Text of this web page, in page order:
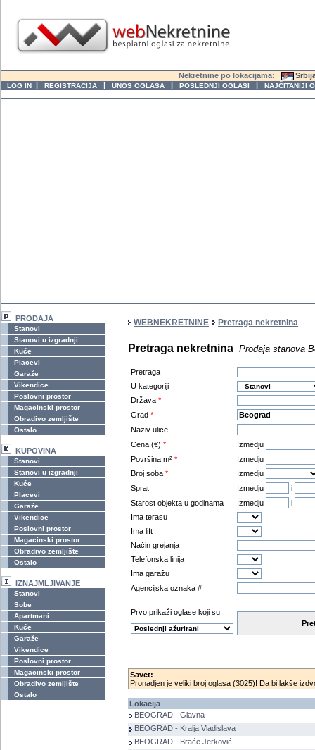
Nekretnine po lokacijama:
LOG IN | REGISTRACIJA | UNOS OGLASA | POSLEDNJI OGLASI | NAJČITANIJI
PRODAJA
Stanovi
Stanovi u izgradnji
Kuće
Placevi
Garaže
Vikendice
Poslovni prostor
Magacinski prostor
Obradivo zemljište
Ostalo
KUPOVINA
Stanovi
Stanovi u izgradnji
Kuće
Placevi
Garaže
Vikendice
Poslovni prostor
Magacinski prostor
Obradivo zemljište
Ostalo
IZNAJMLJIVANJE
Stanovi
Sobe
Apartmani
Kuće
Garaže
Vikendice
Poslovni prostor
Magacinski prostor
Obradivo zemljište
Ostalo
WEBNEKRETNINE Pretraga nekretnina
Pretraga nekretnina Prodaja stanova
Pretraga
U kategoriji
Država *
Grad *
Naziv ulice
Cena (€) *
Izmedju
Površina m² *
Izmedju
Broj soba *
Izmedju
Sprat
Izmedju
i
Starost objekta u godinama
Izmedju
i
Ima terasu
Ima lift
Način grejanja
Telefonska linija
Ima garažu
Agencijska oznaka #
Prvo prikaži oglase koji su:
Savet:
Pronadjen je veliki broj oglasa (3025)! Da bi lakše
Lokacija
BEOGRAD - Glavna
BEOGRAD - Kralja Vladislava
BEOGRAD - Braće Jerković